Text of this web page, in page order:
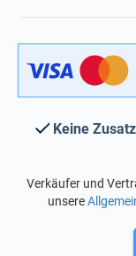
Keine
Verkäufer und
unsere